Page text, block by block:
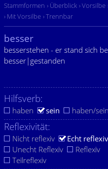
Stammformen › Überblick › Vorsilbe
› Mit Vorsilbe › Trennbar
besser
besserstehen - er stand sich
besser|gestanden
Hilfsverb:
haben sein haben/sein
Reflexivität:
Nicht reflexiv
Echt reflexiv
Unecht Reflexiv
Reflexiv
Teilreflexiv